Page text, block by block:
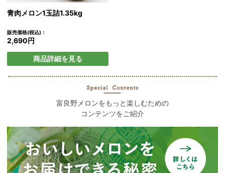
青肉メロン1玉詰1.35kg
販売価格(税込)：
2,690円
商品詳細を見る
富良野メロンをもっと楽しむための
コンテンツをご紹介